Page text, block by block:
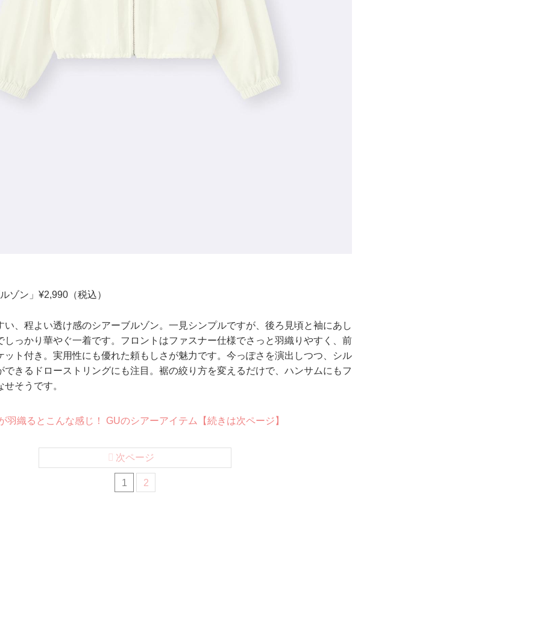
ゾン」¥2,990（税込）
い、程よい透け感のシアーブルゾン。一見シンプルですが、後ろ見頃と袖にあし
しっかり華やぐ一着です。フロントはファスナー仕様でさっと羽織りやすく、前
ット付き。実用性にも優れた頼もしさが魅力です。今っぽさを演出しつつ、シル
できるドローストリングにも注目。裾の絞り方を変えるだけで、ハンサムにもフ
そうです。
織るとこんな感じ！ GUのシアーアイテム【続きは次ページ】
1 2
次ページ